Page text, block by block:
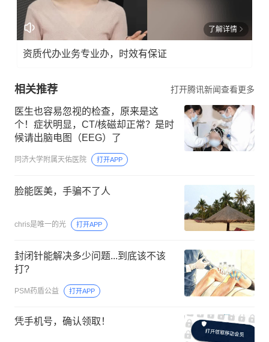
了解详情
资质代办业务专业办，时效有保证
相关推荐 打开腾讯新闻查看更多
医生也容易忽视的检查，原来是这
个！症状明显，CT/核磁却正常？是时
候请出脑电图（EEG）了
同济大学附属天佑医院 打开APP
脸能医美，手骗不了人
chris是唯一的光 打开APP
封闭针能解决多少问题...到底该不该
打?
PSM药盾公益 打开APP
凭手机号，确认领取！